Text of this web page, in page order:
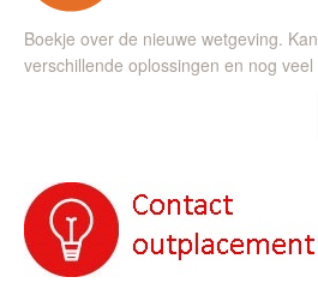
Boekje over de nieuwe wetgeving.
verschillende oplossingen en nog veel